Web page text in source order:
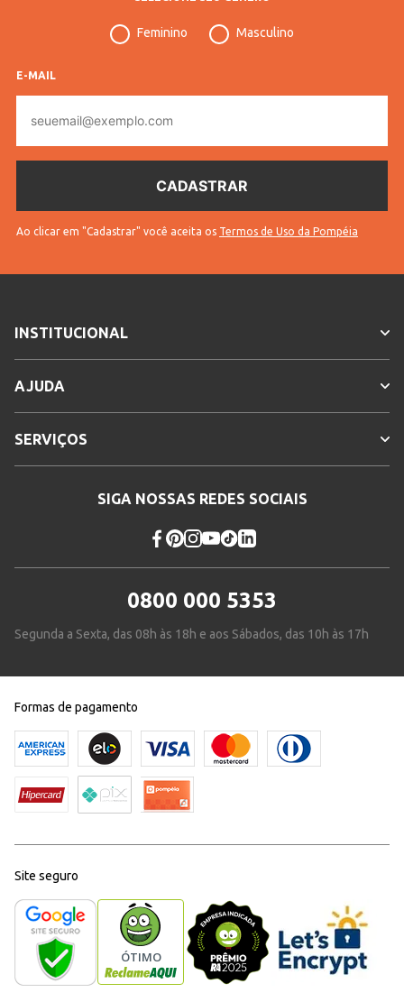
Feminino Masculino
E-MAIL
mail
Ao clicar em "Cadastrar" você aceita os Termos de Uso da Pompéia
INSTITUCIONAL
AJUDA
SERVIÇOS
SIGA NOSSAS REDES SOCIAIS
0800 000 5353
Segunda a Sexta, das 08h às 18h e aos Sábados, das 10h às 17h
Formas de pagamento
Site seguro